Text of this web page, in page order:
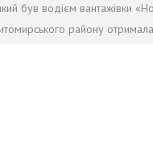
був водієм вантажівки
району отримала